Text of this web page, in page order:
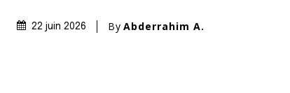
22 juin 2026 By Abderrahim A.